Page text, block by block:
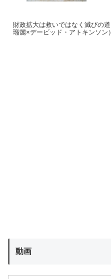
財政拡大は救いではなく滅びの
瑠麗×デービッド・アトキンソン）
動画